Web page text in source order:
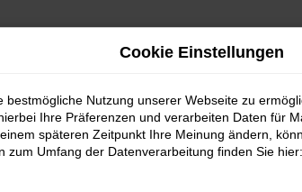
Cookie Einstellungen
bestmögliche Nutzung unserer Webseite zu
Ihre Präferenzen und verarbeiten Daten für
späteren Zeitpunkt Ihre Meinung ändern,
zum Umfang der Datenverarbeitung finden Sie hier: